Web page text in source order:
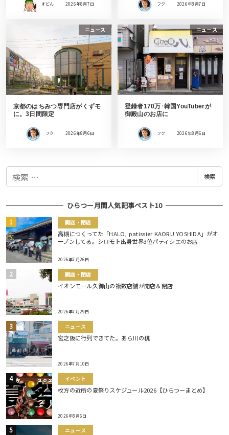
すどん 2026年8月7日 フク 2026年8月7日
ニュース
京都のはちみつ専門店がくずモ
に。3日間限定
フク 2026年8月6日
ニュース
登録者170万･韓国YouTuberが
御殿山のお店に
フク 2026年8月6日
検
検索
ひらつー月間人気記事ベスト10
開店・閉店
高槻につくってた「HALO, patissier KAORU YOSHIDA」がオ
ープンしてる。シロモト出身世界3位パティシエのお店
2026年7月26日
開店・閉店
イオンモール久御山の複数店舗が開店＆閉店
2026年7月29日
ニュース
宮之阪に行列できてた。あら川の桃
2026年7月10日
イベント
枚方の近所の夏祭りスケジュール2026【ひらつーまとめ】
2026年8月6日
ニュース